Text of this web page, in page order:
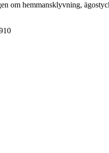
om hemmansklyvning,